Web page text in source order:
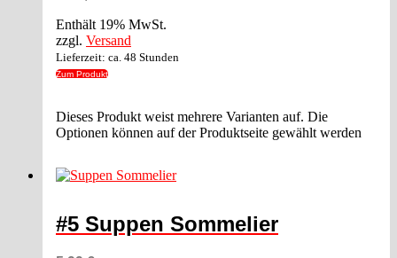
Enthält 19% MwSt.
zzgl. Versand
Lieferzeit: ca. 48 Stunden
Zum Produkt
Dieses Produkt weist mehrere Varianten auf. Die
Optionen können auf der Produktseite gewählt werden
#5 Suppen Sommelier